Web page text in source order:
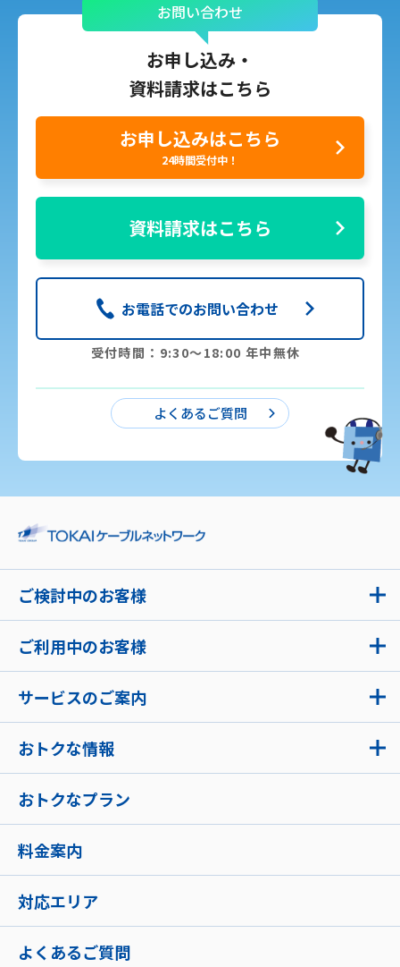
お問い合わせ
お申し込み・
資料請求はこちら
お申し込みはこちら
24時間受付中！
資料請求はこちら
お電話でのお問い合わせ
受付時間：9:30〜18:00 年中無休
よくあるご質問
ご検討中のお客様
ご利用中のお客様
サービスのご案内
おトクな情報
おトクなプラン
料金案内
対応エリア
よくあるご質問